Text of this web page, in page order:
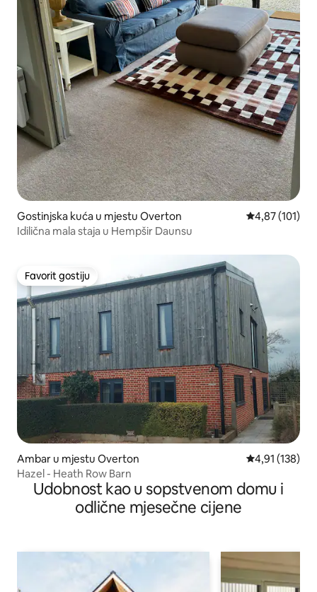
Gostinjska kuća u mjestu Overton prosječna
4,87 (101)
Idilična mala staja u Hempšir Daunsu
Favorit gostiju
Favorit gostiju
Ambar u mjestu Overton prosječna
4,91 (138)
Hazel - Heath Row Barn
Udobnost kao u sopstvenom domu i
odlične mjesečne cijene